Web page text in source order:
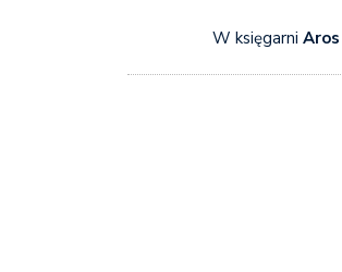
W księgarni Aros